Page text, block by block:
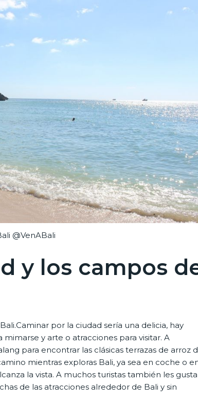
@VenABali
y los campos
por la ciudad sería una delicia, hay
y arte o atracciones para visitar. A
para encontrar las clásicas terrazas de arroz
mientras exploras Bali, ya sea en coche o
la vista. A muchos turistas también les gusta
de las atracciones alrededor de Bali y sin